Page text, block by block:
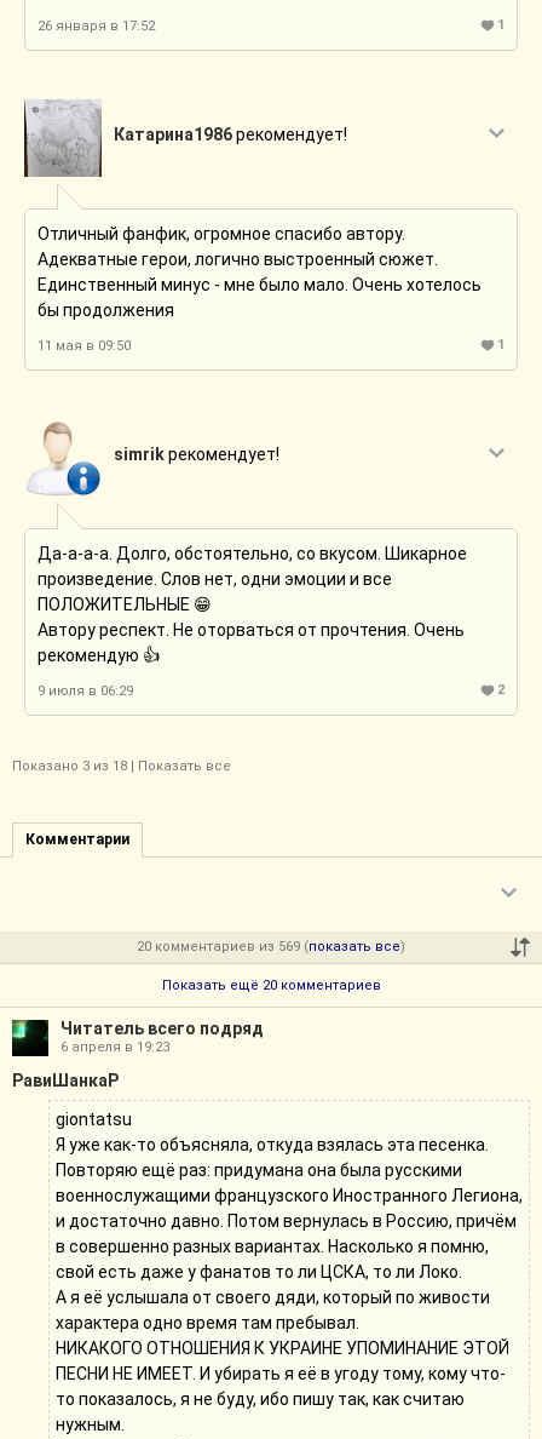
26 января в 17:52 1
Катарина1986рекомендует!
Отличный фанфик, огромное спасибо автору.
Адекватные герои, логично выстроенный сюжет.
Единственный минус - мне было мало. Очень хотелось
бы продолжения
11 мая в 09:50 1
simrikрекомендует!
Да-а-а-а. Долго, обстоятельно, со вкусом. Шикарное
произведение. Слов нет, одни эмоции и все
ПОЛОЖИТЕЛЬНЫЕ 😁
Автору респект. Не оторваться от прочтения. Очень
рекомендую 👍
9 июля в 06:29 2
Показано 3 из 18 | Показать все
Комментарии
20 комментариев из 569 (показать все)
Показать ещё 20 комментариев
Читатель всего подряд
6 апреля в 19:23
РавиШанкаР
giontatsu
Я уже как-то объясняла, откуда взялась эта песенка.
Повторяю ещё раз: придумана она была русскими
военнослужащими французского Иностранного Легиона,
и достаточно давно. Потом вернулась в Россию, причём
в совершенно разных вариантах. Насколько я помню,
свой есть даже у фанатов то ли ЦСКА, то ли Локо.
А я её услышала от своего дяди, который по живости
характера одно время там пребывал.
НИКАКОГО ОТНОШЕНИЯ К УКРАИНЕ УПОМИНАНИЕ ЭТОЙ
ПЕСНИ НЕ ИМЕЕТ. И убирать я её в угоду тому, кому что-
то показалось, я не буду, ибо пишу так, как считаю
нужным.